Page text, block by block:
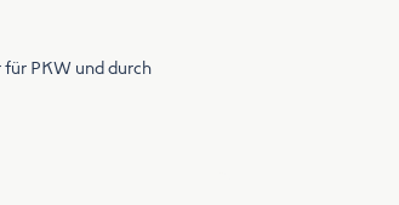
für PKW und durch